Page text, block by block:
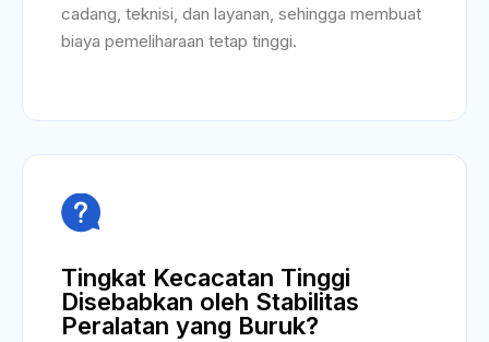
cadang, teknisi, dan layanan, sehingga membuat
biaya pemeliharaan tetap tinggi.

Tingkat Kecacatan Tinggi
Disebabkan oleh Stabilitas
Peralatan yang Buruk?